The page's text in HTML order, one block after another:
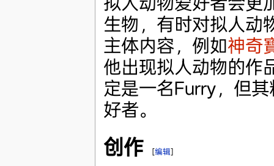
生物，有时对拟人动
主体内容，例如神奇
他出现拟人动物的作
定是一名Furry，但
好者。
创作 [编辑]